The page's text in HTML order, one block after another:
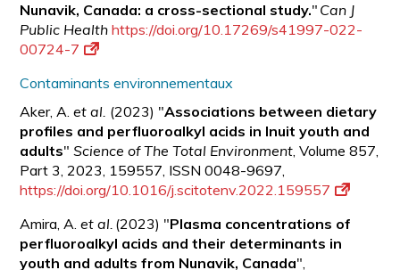
Nunavik, Canada: a cross-sectional study." Can J
Public Health https://doi.org/10.17269/s41997-022-
00724-7
Contaminants environnementaux
Aker, A.et al. (2023) "Associations between dietary
profiles and perfluoroalkyl acids in Inuit youth and
adults"Science of The Total Environment, Volume 857,
Part 3, 2023, 159557, ISSN 0048-9697,
https://doi.org/10.1016/j.scitotenv.2022.159557
Amira, A.et al. (2023) "Plasma concentrations of
perfluoroalkyl acids and their determinants in
youth and adults from Nunavik, Canada",